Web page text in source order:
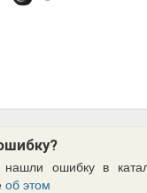
ошибку в
об этом